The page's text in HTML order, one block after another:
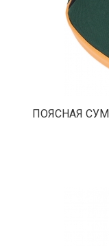
ПОЯСНАЯ